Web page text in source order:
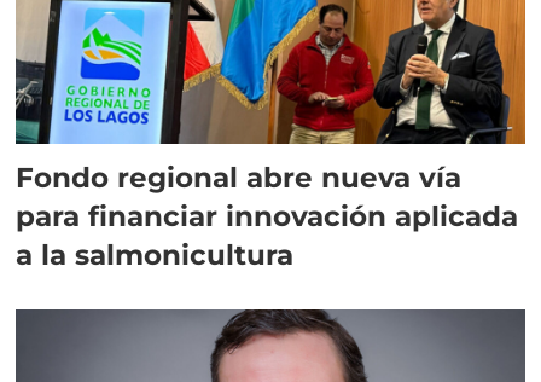
Fondo regional abre nueva vía
para financiar innovación aplicada
a la salmonicultura